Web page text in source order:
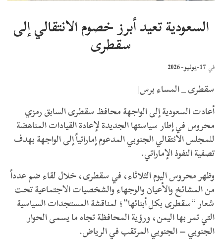
السعودية تعيد أبرز خصوم الانتقالي إلى
سقطرى
في 17-يونيو- 2026
سقطرى _ المساء برس|
أعادت السعودية إلى الواجهة محافظ سقطرى السابق رمزي
محروس في إطار سياستها الجديدة لإعادة القيادات المناهضة
للمجلس الانتقالي الجنوبي المدعوم إماراتياً إلى الواجهة بهدف
تصفية النفوذ الإماراتي.
وظهر محروس اليوم الثلاثاء، في سقطرى، خلال لقاء ضم عدداً
من المشائخ والأعيان والوجهاء والشخصيات الاجتماعية تحت
شعار “سقطرى بكل أبنائها”؛ لمناقشة المستجدات السياسية
التي تمر بها اليمن، ورؤية المحافظة تجاه ما يسمى الحوار
الجنوبي – الجنوبي المرتقب في الرياض.